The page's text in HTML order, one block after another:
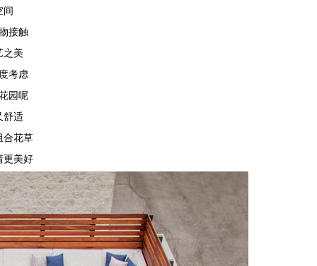
间
接触
之美
考虑
园呢
舒适
合花草
更美好